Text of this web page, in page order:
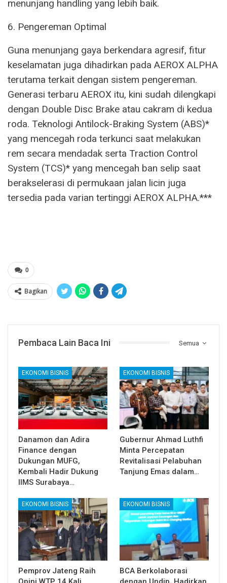
menunjang handling yang lebih baik.
6. Pengereman Optimal
Guna menunjang gaya berkendara agresif, fitur
keselamatan juga dihadirkan pada AEROX ALPHA
terutama terkait dengan sistem pengereman.
Generasi terbaru AEROX itu, kini sudah dilengkapi
dengan Double Disc Brake atau cakram di kedua
roda. Teknologi Antilock-Braking System (ABS)*
yang mencegah roda terkunci saat melakukan
rem secara mendadak serta Traction Control
System (TCS)* yang mencegah ban selip saat
berakselerasi di permukaan jalan licin juga
tersedia pada varian tertinggi AEROX ALPHA.***
0
Bagikan
Semua
Pembaca Lain Baca Ini
EKONOMI BISNIS
Danamon dan Adira
Finance dengan
Dukungan MUFG,
Kembali Hadir Dukung
IIMS Surabaya…
EKONOMI BISNIS
Gubernur Ahmad Luthfi
Minta Percepatan
Revitalisasi Pelabuhan
Tanjung Emas dalam…
EKONOMI BISNIS
Pemprov Jateng Raih
EKONOMI BISNIS
BCA Berkolaborasi